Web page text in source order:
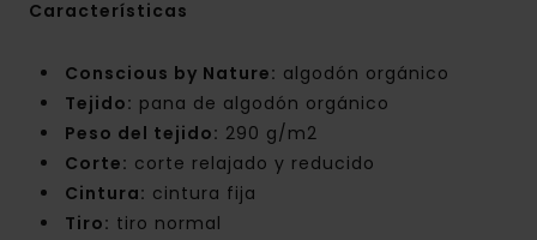
Características
Conscious by Nature: algodón orgánico
Tejido: pana de algodón orgánico
Peso del tejido: 290 g/m2
Corte: corte relajado y reducido
Cintura: cintura fija
Tiro: tiro normal